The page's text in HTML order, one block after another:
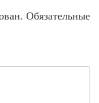
Обязательные